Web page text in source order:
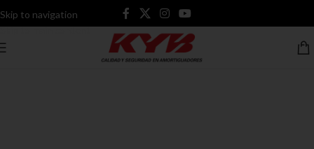
Skip to navigation
Skip to main content